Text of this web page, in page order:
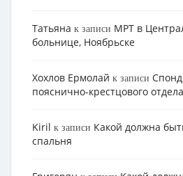
Татьяна к записи МРТ в
больнице, Ноябрьске
Хохлов Ермолай к записи
пояснично-крестцового
Kiril к записи Какой должна
спальня